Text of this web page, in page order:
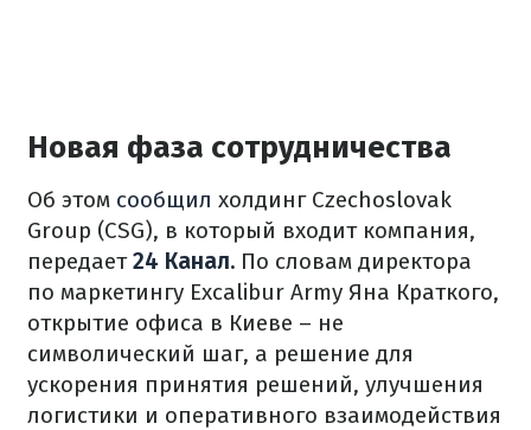
Новая фаза сотрудничества
Об этом сообщил холдинг Czechoslovak
Group (CSG), в который входит компания,
передает24 Канал. По словам директора
по маркетингу Excalibur Army Яна Краткого,
открытие офиса в Киеве – не
символический шаг, а решение для
ускорения принятия решений, улучшения
логистики и оперативного взаимодействия